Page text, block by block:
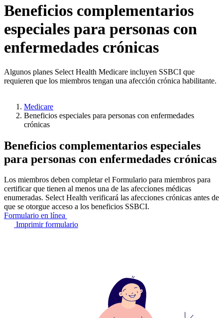
Beneficios complementarios
especiales para personas con
enfermedades crónicas
Algunos planes Select Health Medicare incluyen SSBCI que
requieren que los miembros tengan una afección crónica habilitante.
Medicare
Beneficios especiales para personas con enfermedades
crónicas
Beneficios complementarios especiales
para personas con enfermedades crónicas
Los miembros deben completar el Formulario para miembros para
certificar que tienen al menos una de las afecciones médicas
enumeradas. Select Health verificará las afecciones crónicas antes de
que se otorgue acceso a los beneficios SSBCI.
Formulario en línea
Imprimir formulario